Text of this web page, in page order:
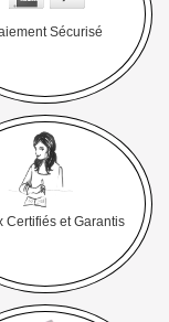
Sécurisé
Certifiés et Garantis